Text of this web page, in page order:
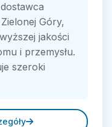
Góry,
jakości
i przemysłu.
szeroki